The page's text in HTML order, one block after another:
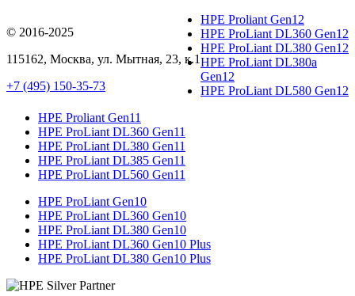
© 2016-2025
115162, Москва, ул. Мытная, 23, к.1
+7 (495) 150-35-73
HPE Proliant Gen12
HPE ProLiant DL360 Gen12
HPE ProLiant DL380 Gen12
HPE ProLiant DL380a
Gen12
HPE ProLiant DL580 Gen12
HPE Proliant Gen11
HPE ProLiant DL360 Gen11
HPE ProLiant DL380 Gen11
HPE ProLiant DL385 Gen11
HPE ProLiant DL560 Gen11
HPE ProLiant Gen10
HPE ProLiant DL360 Gen10
HPE ProLiant DL380 Gen10
HPE ProLiant DL360 Gen10 Plus
HPE ProLiant DL380 Gen10 Plus